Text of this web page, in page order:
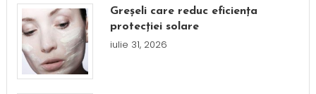
Greșeli care reduc eficiența
protecției solare
iulie 31, 2026